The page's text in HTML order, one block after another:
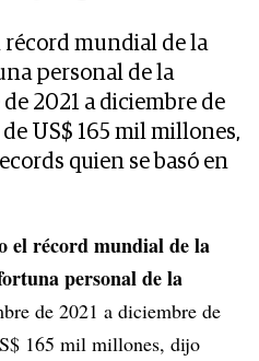
récord mundial de la
personal de la
2021 a diciembre de
US$ 165 mil millones,
quien se basó en
el récord mundial de la
personal de la
de 2021 a diciembre de
165 mil millones, dijo